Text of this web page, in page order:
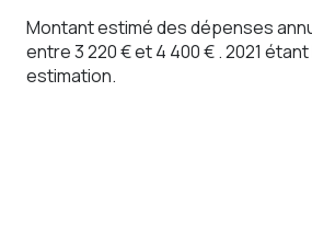
Montant estimé des dépenses
entre 3 220 € et 4 400 € . 2021
estimation.